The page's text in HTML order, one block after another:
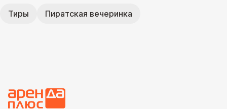
Тиры Пиратская вечеринка